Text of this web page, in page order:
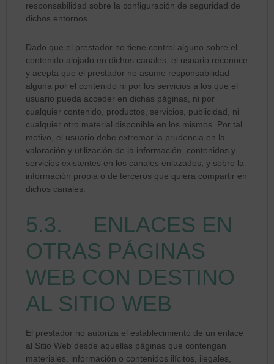
responsabilidad sobre la configuración de seguridad de
dichos entornos.
Dado que el prestador no tiene control alguno sobre el
contenido alojado en dichos canales, el usuario reconoce
y acepta que el prestador no asume responsabilidad
alguna por el contenido ni por los servicios a los que el
usuario pueda acceder en dichas páginas, ni por
cualquier contenido, productos, servicios, publicidad, ni
cualquier otro material disponible en los mismos. Por tal
motivo, el usuario debe extremar la prudencia en la
valoración y utilización de la información, contenidos y
servicios existentes en los canales enlazados, y sobre la
información propia o de terceros que quiera compartir en
dichos canales.
5.3. ENLACES EN
OTRAS PÁGINAS
WEB CON DESTINO
AL SITIO WEB
El prestador no autoriza el establecimiento de un enlace
al Sitio Web desde aquellas páginas que contengan
materiales, información o contenidos ilícitos, ilegales,